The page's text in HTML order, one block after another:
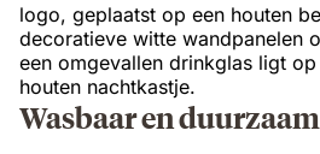
Wasbaar en duurzaam